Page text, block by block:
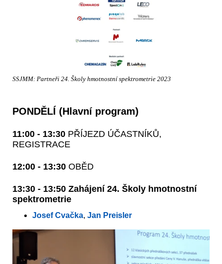
SSJMM: Partneři 24. Školy hmotnostní spektrometrie 2023
PONDĚLÍ (Hlavní program)
11:00 - 13:30 PŘÍJEZD ÚČASTNÍKŮ,
REGISTRACE
12:00 - 13:30 OBĚD
13:30 - 13:50 Zahájení 24. Školy hmotnostní
spektrometrie
Josef Cvačka, Jan Preisler